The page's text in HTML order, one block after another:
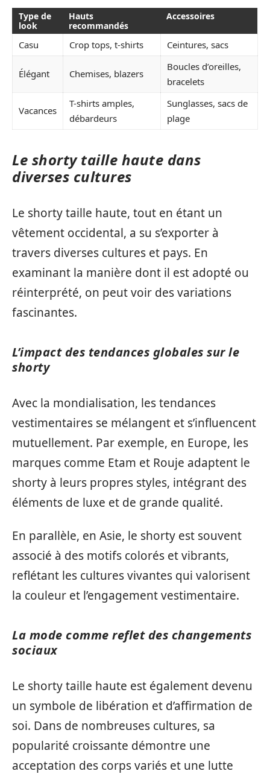
Type de
look
Hauts
recommandés
Accessoires
Casu Crop tops, t-shirts Ceintures, sacs
Élégant Chemises, blazers
Boucles d’oreilles,
bracelets
Vacances
T-shirts amples,
débardeurs
Sunglasses, sacs de
plage
Le shorty taille haute dans
diverses cultures
Le shorty taille haute, tout en étant un
vêtement occidental, a su s’exporter à
travers diverses cultures et pays. En
examinant la manière dont il est adopté ou
réinterprété, on peut voir des variations
fascinantes.
L’impact des tendances globales sur le
shorty
Avec la mondialisation, les tendances
vestimentaires se mélangent et s’influencent
mutuellement. Par exemple, en Europe, les
marques comme Etam et Rouje adaptent le
shorty à leurs propres styles, intégrant des
éléments de luxe et de grande qualité.
En parallèle, en Asie, le shorty est souvent
associé à des motifs colorés et vibrants,
reflétant les cultures vivantes qui valorisent
la couleur et l’engagement vestimentaire.
La mode comme reflet des changements
sociaux
Le shorty taille haute est également devenu
un symbole de libération et d’affirmation de
soi. Dans de nombreuses cultures, sa
popularité croissante démontre une
acceptation des corps variés et une lutte